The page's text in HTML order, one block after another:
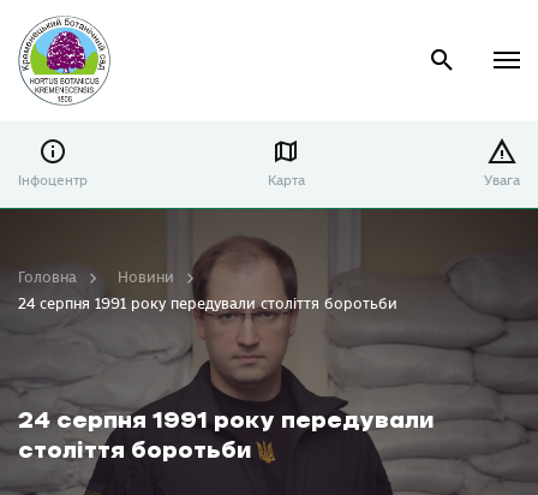
Інфоцентр Карта Увага
24 серпня 1991 року передували
століття боротьби
Головна
Новини
24 серпня 1991 року передували століття боротьби